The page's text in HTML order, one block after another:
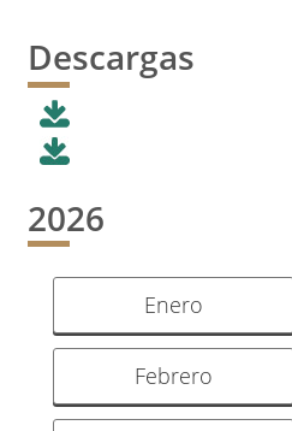
Descargas
2026
Enero
Febrero